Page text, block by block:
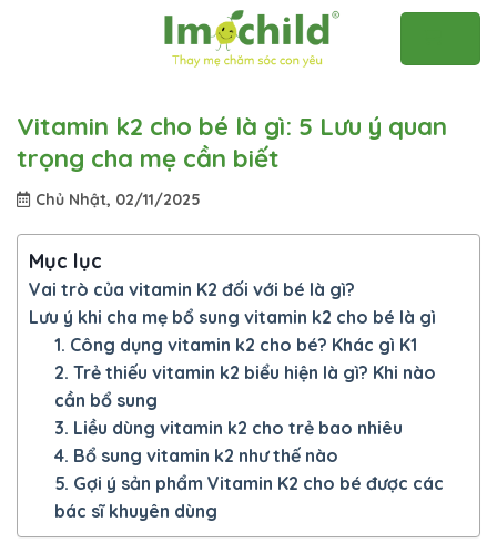
Vitamin k2 cho bé là gì: 5 Lưu ý quan
trọng cha mẹ cần biết
Chủ Nhật, 02/11/2025
Mục lục
Vai trò của vitamin K2 đối với bé là gì?
Lưu ý khi cha mẹ bổ sung vitamin k2 cho bé là gì
1. Công dụng vitamin k2 cho bé? Khác gì K1
2. Trẻ thiếu vitamin k2 biểu hiện là gì? Khi nào
cần bổ sung
3. Liều dùng vitamin k2 cho trẻ bao nhiêu
4. Bổ sung vitamin k2 như thế nào
5. Gợi ý sản phẩm Vitamin K2 cho bé được các
bác sĩ khuyên dùng